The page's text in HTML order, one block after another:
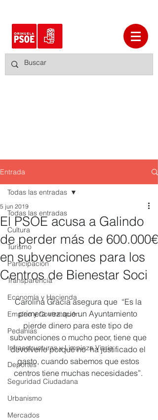
Entrada
Todas las entradas
Cultura
Turismo
Participación
Transparencia
Economía y Hacienda
Empleo y Contratación
Pedanías
Infraestructuras y Limpieza Viaria
Deportes
Seguridad Ciudadana
Urbanismo
Mercados
Todas las entradas
El PSOE acusa a Galindo
de perder más de 600.000€
en subvenciones para los
Centros de Bienestar Soci
5 jun 2019
Carolina Gracia asegura que  “Es la
primera vez que un Ayuntamiento
pierde dinero para este tipo de
subvenciones o mucho peor, tiene que
devolverlo porque no  ha justificado el
gasto, cuando sabemos que estos
centros tiene muchas necesidades”.